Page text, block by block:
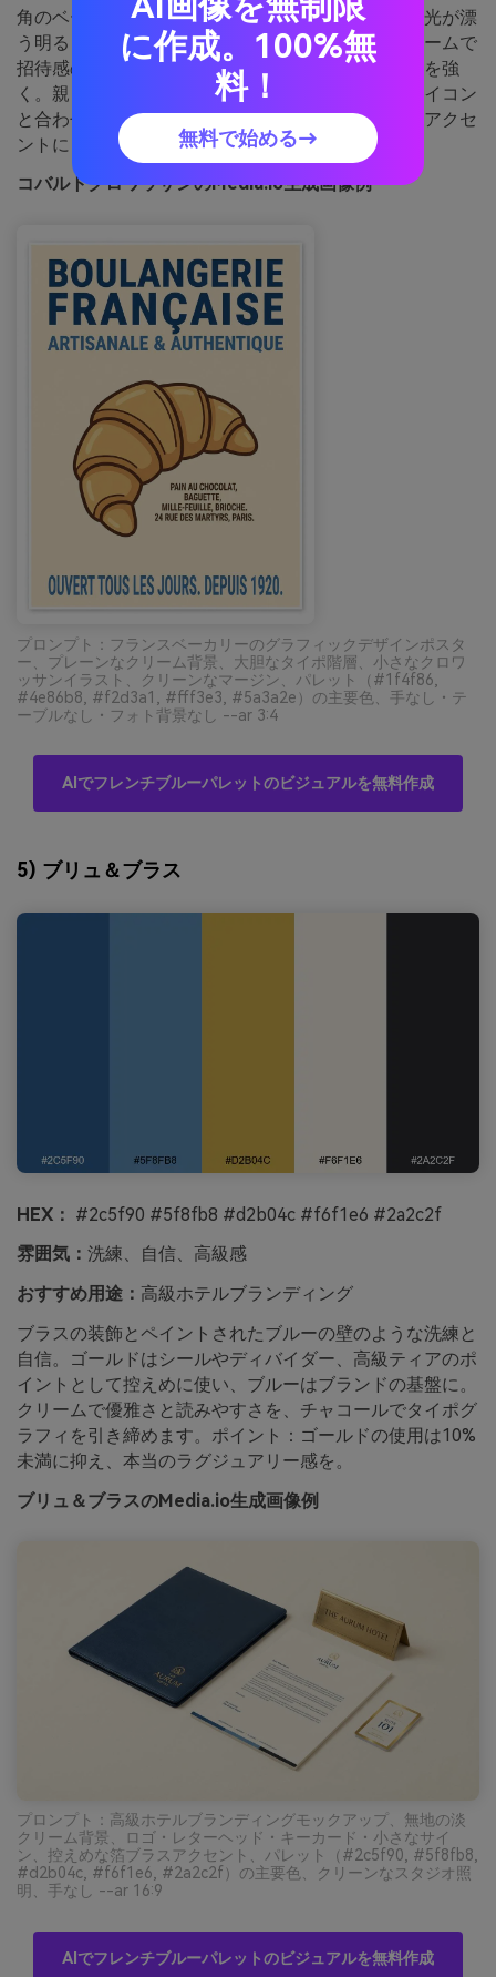
角のベーカリーで青いタイルと温かいペストリーの光が漂
う明るく居心地良い雰囲気。ゴールデンタンとクリームで
招待感のある背景、コバルトでヘッドラインの印象を強
く。親しみやすいセリフ体やシンプルなイラストアイコン
と合わせると良いでしょう。ポイント：ブラウンはアクセ
ントにとどめ、暖かさを損なわないように。
コバルトクロワッサンのMedia.io生成画像例
プロンプト：フランスベーカリーのグラフィックデザインポスタ
ー、プレーンなクリーム背景、大胆なタイポ階層、小さなクロワ
ッサンイラスト、クリーンなマージン、パレット（#1f4f86,
#4e86b8, #f2d3a1, #fff3e3, #5a3a2e）の主要色、手なし・テ
ーブルなし・フォト背景なし --ar 3:4
AIでフレンチブルーパレットのビジュアルを無料作成
5) ブリュ＆ブラス
HEX： #2c5f90 #5f8fb8 #d2b04c #f6f1e6 #2a2c2f
雰囲気： 洗練、自信、高級感
おすすめ用途： 高級ホテルブランディング
ブラスの装飾とペイントされたブルーの壁のような洗練と
自信。ゴールドはシールやディバイダー、高級ティアのポ
イントとして控えめに使い、ブルーはブランドの基盤に。
クリームで優雅さと読みやすさを、チャコールでタイポグ
ラフィを引き締めます。ポイント：ゴールドの使用は10%
未満に抑え、本当のラグジュアリー感を。
ブリュ＆ブラスのMedia.io生成画像例
プロンプト：高級ホテルブランディングモックアップ、無地の淡
クリーム背景、ロゴ・レターヘッド・キーカード・小さなサイ
ン、控えめな箔ブラスアクセント、パレット（#2c5f90, #5f8fb8,
#d2b04c, #f6f1e6, #2a2c2f）の主要色、クリーンなスタジオ照
明、手なし --ar 16:9
AIでフレンチブルーパレットのビジュアルを無料作成
に作成。100%無
料！
無料で始める→